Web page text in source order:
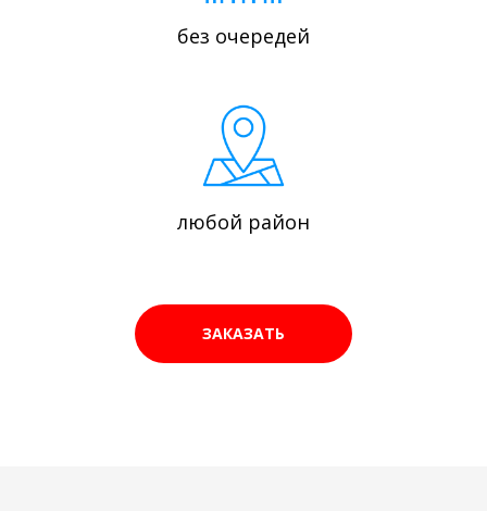
без очередей
любой район
ЗАКАЗАТЬ